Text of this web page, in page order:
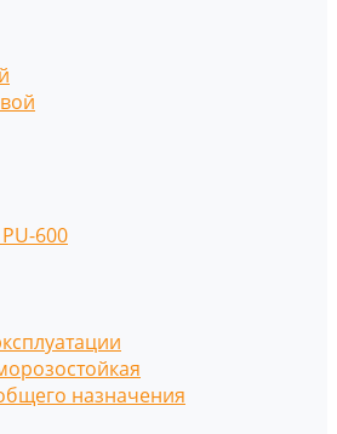
600
назначения